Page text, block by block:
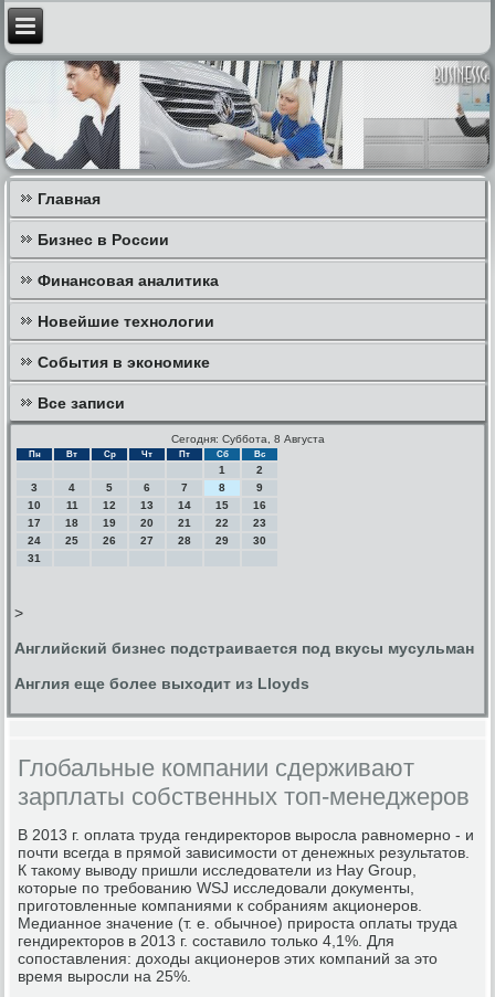
Главная
Бизнес в России
Финансовая аналитика
Новейшие технологии
События в экономике
Все записи
Сегодня: Суббота, 8 Августа
Пн Вт Ср Чт Пт Сб Вс
1
2
3
4 5 6 7 8
9
10
11 12 13 14 15
16
17
18 19 20 21 22
23
24
25 26 27 28 29
30
31
>
Английский бизнес подстраивается под вкусы мусульман
Англия еще более выходит из Lloyds
Глобальные компании сдерживают
зарплаты собственных топ-менеджеров
В 2013 г. оплата труда гендиректоров выросла равномерно - и
почти всегда в прямой зависимости от денежных результатов.
К такому выводу пришли исследователи из Hay Group,
которые по требованию WSJ исследовали документы,
приготовленные компаниями к собраниям акционеров.
Медианное значение (т. е. обычное) прироста оплаты труда
гендиректоров в 2013 г. составило только 4,1%. Для
сопоставления: доходы акционеров этих компаний за это
время выросли на 25%.